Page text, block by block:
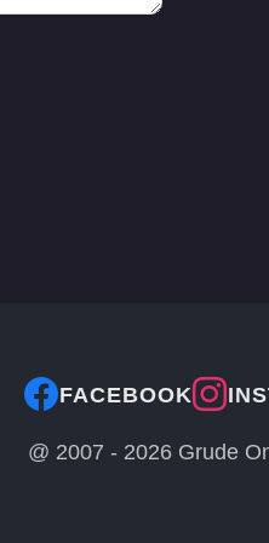
FACEBOOK
@ 2007 - 2026Grude